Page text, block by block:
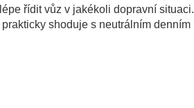
řídit vůz v jakékoli dopravní situaci.
shoduje s neutrálním denním